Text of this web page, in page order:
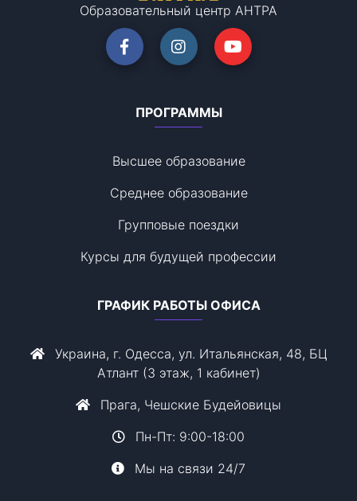
Образовательный центр АНТРА
ПРОГРАММЫ
Высшее образование
Среднее образование
Групповые поездки
Курсы для будущей профессии
ГРАФИК РАБОТЫ ОФИСА
Украина, г. Одесса, ул. Итальянская, 48, БЦ
Атлант (3 этаж, 1 кабинет)
Прага, Чешские Будейовицы
Пн-Пт: 9:00-18:00
Мы на связи 24/7